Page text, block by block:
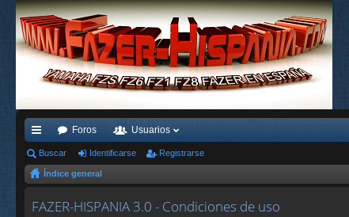
nl
ac
es
Foros Usuarios
Buscar Identificarse Registrarse
Índice general
FAZER-HISPANIA 3.0 - Condiciones de uso